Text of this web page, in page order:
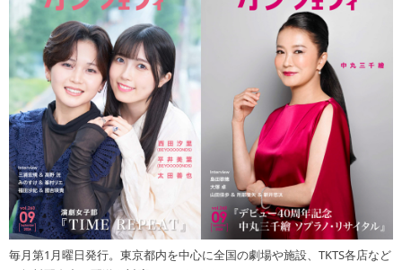
毎月第1月曜日発行。東京都内を中心に全国の劇場や施設、TKTS各店など